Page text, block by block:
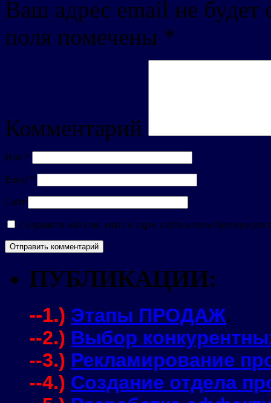
Ваш адрес email не будет
поля помечены *
Комментарий
Имя *
Email *
Сайт
Сохранить моё имя, email и адрес сайта в этом браузере
ПУБЛИКАЦИИ:
--1.) Этапы ПРОДАЖ.
--2.) Выбор
--3.) Рекламирование
--4.) Создание отдела